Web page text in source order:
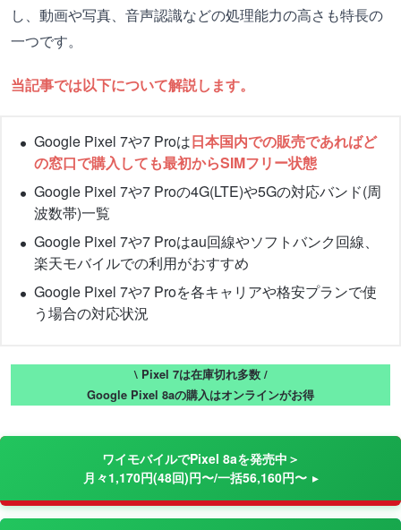
し、動画や写真、音声認識などの処理能力の高さも特長の
一つです。
当記事では以下について解説します。
Google Pixel 7や7 Proは日本国内での販売であればど
の窓口で購入しても最初からSIMフリー状態
Google Pixel 7や7 Proの4G(LTE)や5Gの対応バンド(周
波数帯)一覧
Google Pixel 7や7 Proはau回線やソフトバンク回線、
楽天モバイルでの利用がおすすめ
Google Pixel 7や7 Proを各キャリアや格安プランで使
う場合の対応状況
\ Pixel 7は在庫切れ多数 /
Google Pixel 8aの購入はオンラインがお得
ワイモバイルでPixel 8aを発売中＞
月々1,170円(48回)円〜/一括56,160円〜